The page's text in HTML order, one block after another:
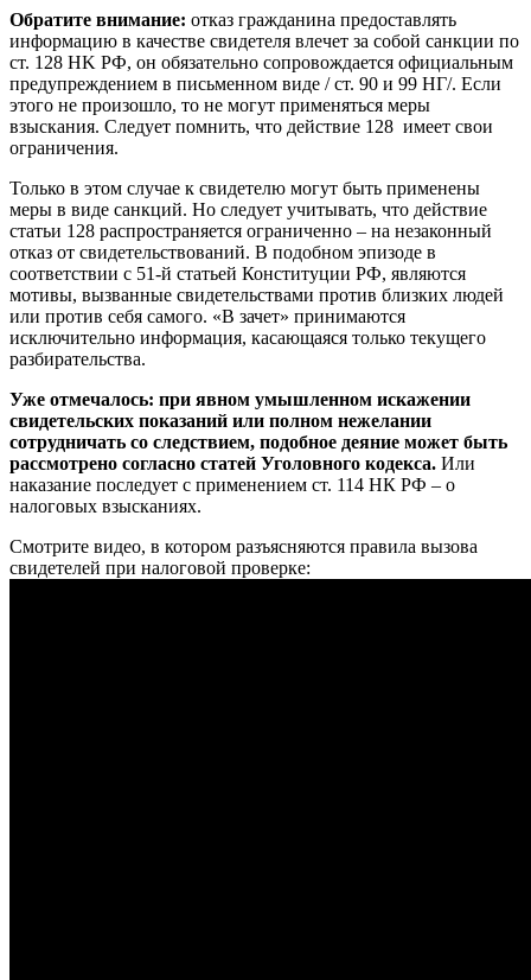
Обратите внимание: отказ гражданина предоставлять
информацию в качестве свидетеля влечет за собой санкции по
ст. 128 HK PФ, он обязательно сопровождается официальным
предупреждением в письменном виде / ст. 90 и 99 НГ/. Если
этого не произошло, то не могут применяться меры
взыскания. Следует помнить, что действие 128 имеет свои
ограничения.
Только в этом случае к свидетелю могут быть применены
меры в виде санкций. Но следует учитывать, что действие
статьи 128 распространяется ограниченно – на незаконный
отказ от свидетельствований. В подобном эпизоде в
соответствии с 51-й статьей Конституции РФ, являются
мотивы, вызванные свидетельствами против близких людей
или против себя самого. «В зачет» принимаются
исключительно информация, касающаяся только текущего
разбирательства.
Уже отмечалось: при явном умышленном искажении
свидетельских показаний или полном нежелании
сотрудничать со следствием, подобное деяние может быть
рассмотрено согласно статей Уголовного кодекса. Или
наказание последует с применением ст. 114 НК РФ – о
налоговых взысканиях.
Смотрите видео, в котором разъясняются правила вызова
свидетелей при налоговой проверке: